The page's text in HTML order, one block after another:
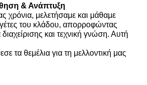
& Ανάπτυξη
χρόνια, μελετήσαμε και μάθαμε
του κλάδου, απορροφώντας
και τεχνική γνώση. Αυτή
τα θεμέλια για τη μελλοντική μας